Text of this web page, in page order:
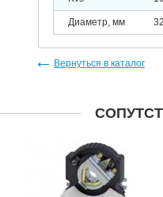
Диаметр, мм
Вернуться в каталог